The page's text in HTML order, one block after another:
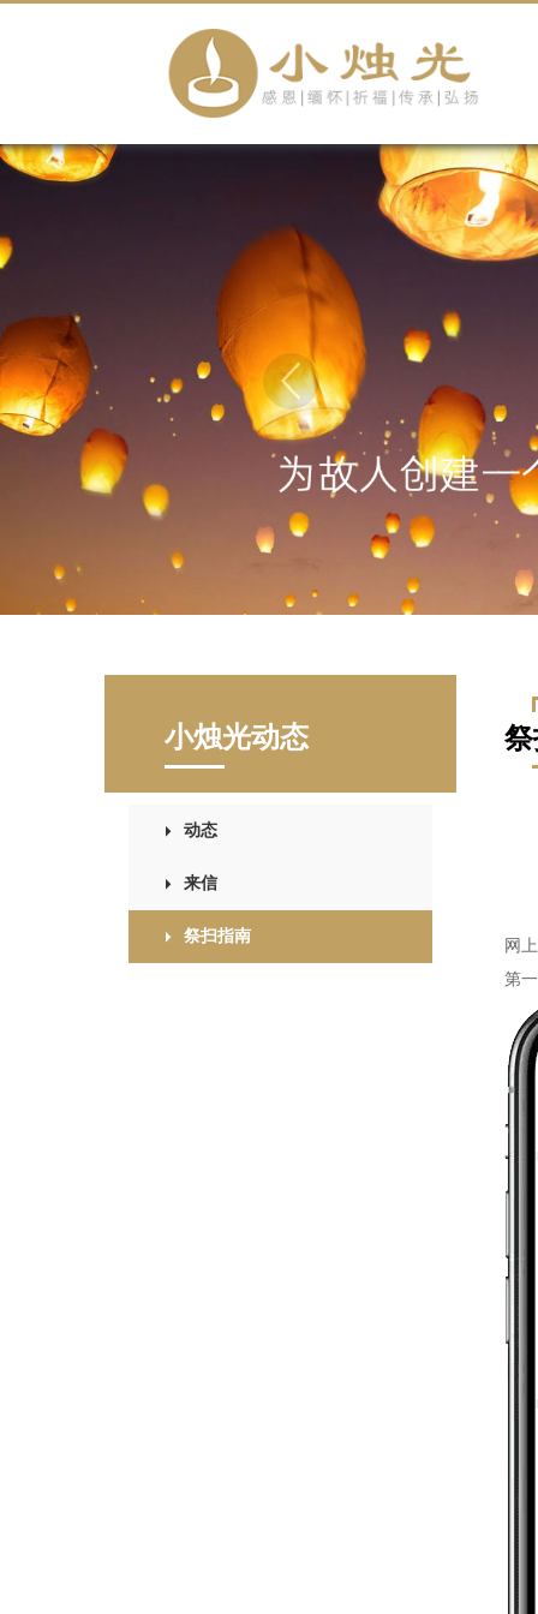
小烛光动态
动态
来信
祭扫指南
网
第